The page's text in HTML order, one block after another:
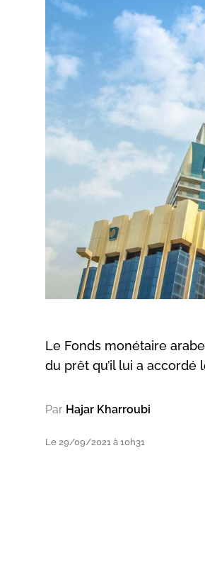
Le Fonds monétaire
du prêt qu’il lui a accordé
Par Hajar Kharroubi
Le 29/09/2021 à 10h31